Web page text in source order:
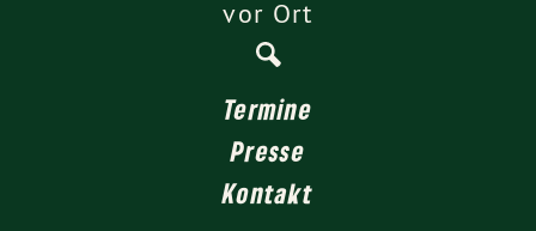
vor Ort
Termine
Presse
Kontakt